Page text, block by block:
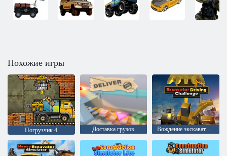
Похожие игры
Погрузчик 4 Доставка грузов Вождение экскаватора Испытание